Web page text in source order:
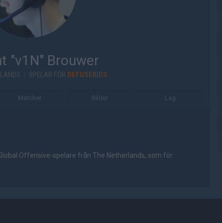
"v1N" Brouwer
SPELAR FÖR DEFUSEKIDS
Matcher Bilder Lag
Offensive-spelare från The Netherlands, som för